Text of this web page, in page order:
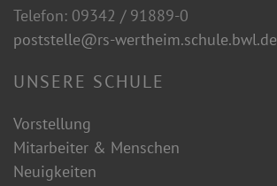
Telefon: 09342 / 91889-0
poststelle@rs-wertheim.schule.bwl.de
UNSERE SCHULE
Vorstellung
Mitarbeiter & Menschen
Neuigkeiten